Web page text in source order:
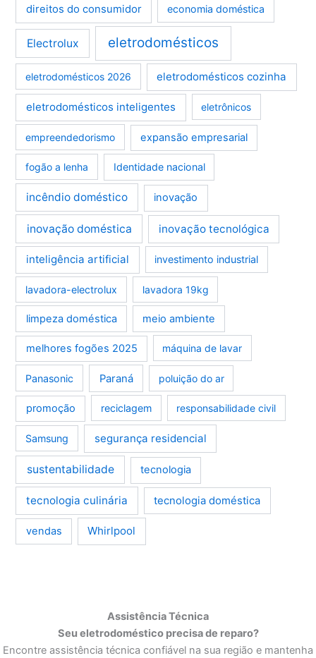
direitos do consumidor economia doméstica
Electrolux eletrodomésticos
eletrodomésticos 2026 eletrodomésticos cozinha
eletrodomésticos inteligentes eletrônicos
empreendedorismo expansão empresarial
fogão a lenha Identidade nacional
incêndio doméstico inovação
inovação doméstica inovação tecnológica
inteligência artificial investimento industrial
lavadora-electrolux lavadora 19kg
limpeza doméstica meio ambiente
melhores fogões 2025 máquina de lavar
Panasonic Paraná poluição do ar
promoção reciclagem responsabilidade civil
Samsung segurança residencial
sustentabilidade tecnologia
tecnologia culinária tecnologia doméstica
vendas Whirlpool
Assistência Técnica
Seu eletrodoméstico precisa de reparo?
Encontre assistência técnica confiável na sua região e mantenha